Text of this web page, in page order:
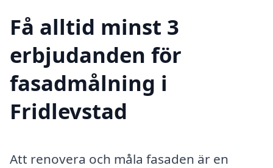
Få alltid minst 3
erbjudanden för
fasadmålning i
Fridlevstad
Att renovera och måla fasaden är en